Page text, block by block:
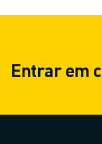
Entrar em